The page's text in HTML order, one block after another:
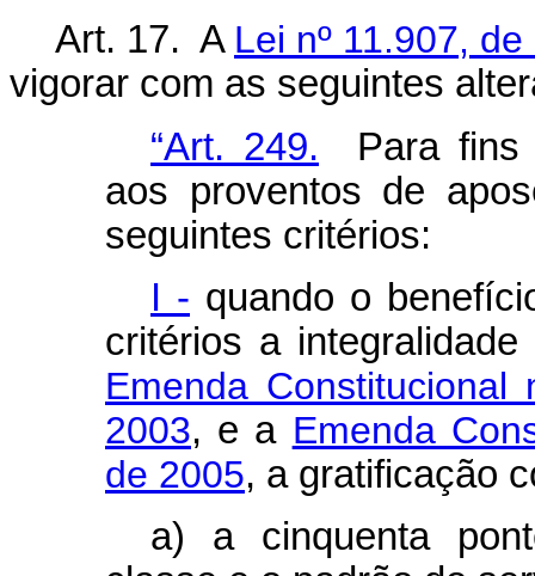
Art. 17. A Lei nº 11.907,
vigorar com as seguintes
“Art. 249. Para fins
aos proventos de
seguintes critérios:
I - quando o
critérios a
Emenda
2003, e a Emenda
de 2005, a gratificação
a) a cinquenta